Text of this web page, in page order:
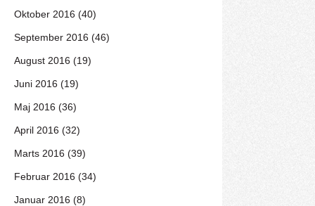
Oktober 2016 (40)
September 2016 (46)
August 2016 (19)
Juni 2016 (19)
Maj 2016 (36)
April 2016 (32)
Marts 2016 (39)
Februar 2016 (34)
Januar 2016 (8)